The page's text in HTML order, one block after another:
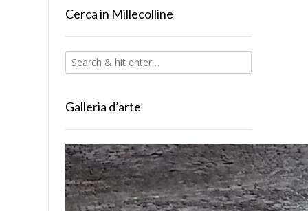
Cerca in Millecolline
Galleria d’arte